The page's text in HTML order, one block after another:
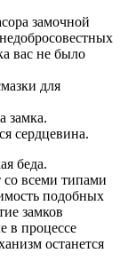
замочной
вас не было
для
замка.
сердцевина.
беда.
всеми типами
подобных
замков
в процессе
останется